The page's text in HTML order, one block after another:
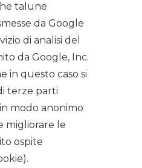
talune
da Google
di analisi del
da Google, Inc.
in questo caso si
terze parti
modo anonimo
migliorare le
ospite